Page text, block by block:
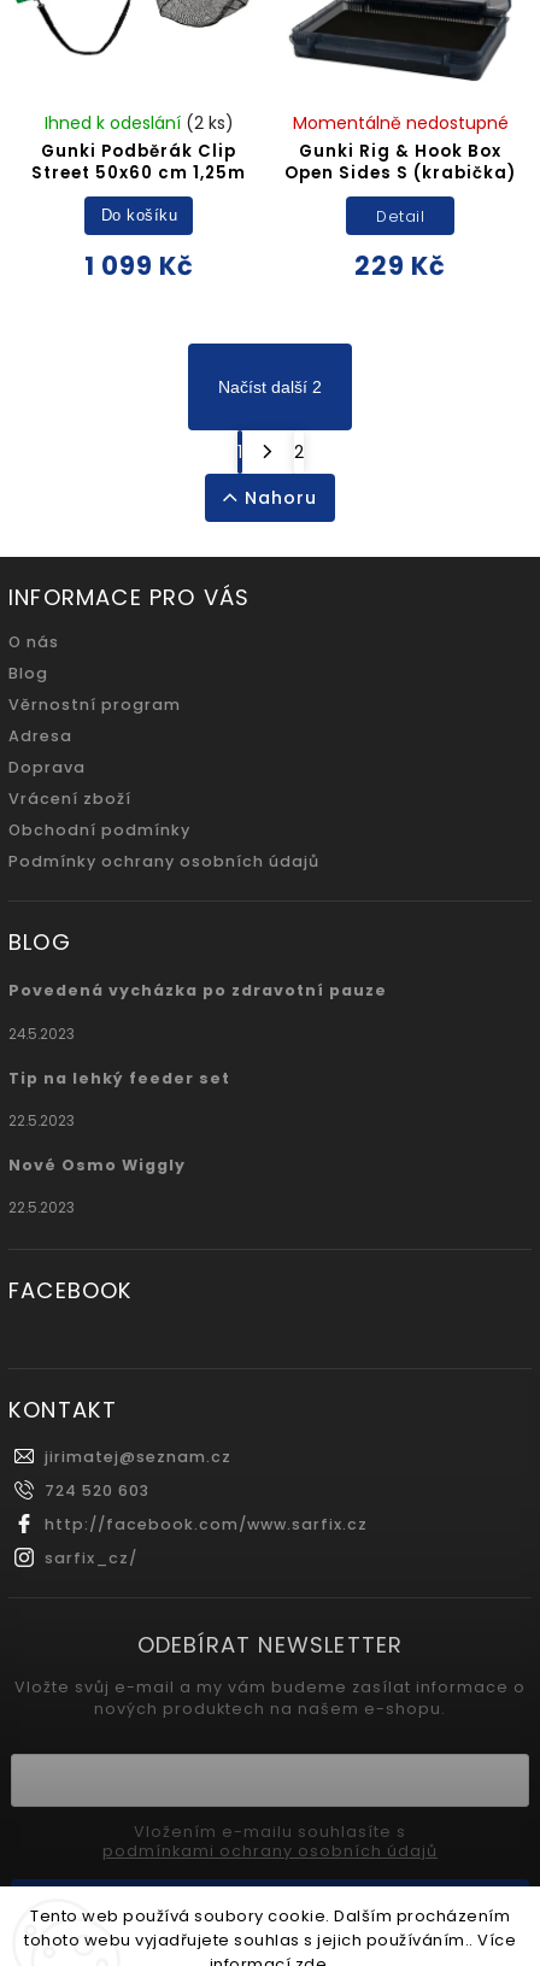
Tento web používá soubory cookie. Dalším procházením
tohoto webu vyjadřujete souhlas s jejich používáním.. Více
Gunki Podběrák Clip
Street 50x60 cm 1,25m
Ihned k odeslání (2 ks)
1 099 Kč
Do košíku
Gunki Rig & Hook Box
Open Sides S (krabička)
Momentálně nedostupné
229 Kč
Detail
Načíst další 2
1
2
Nahoru
INFORMACE PRO VÁS
O nás
Blog
Věrnostní program
Adresa
Doprava
Vrácení zboží
Obchodní podmínky
Podmínky ochrany osobních údajů
BLOG
Povedená vycházka po zdravotní pauze
24.5.2023
Tip na lehký feeder set
22.5.2023
Nové Osmo Wiggly
22.5.2023
FACEBOOK
KONTAKT
jirimatej@seznam.cz
724 520 603
http://facebook.com/www.sarfix.cz
sarfix_cz/
ODEBÍRAT NEWSLETTER
Vložte svůj e-mail a my vám budeme zasílat informace o
nových produktech na našem e-shopu.
podmínkami ochrany osobních údajů